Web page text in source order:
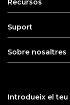
Recursos
Suport
Sobre nosaltres
Introdueix el